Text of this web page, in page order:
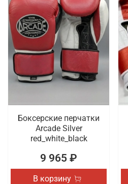
Боксерские перчатки
Arcade Silver
red_white_black
9 965 ₽
В корзину